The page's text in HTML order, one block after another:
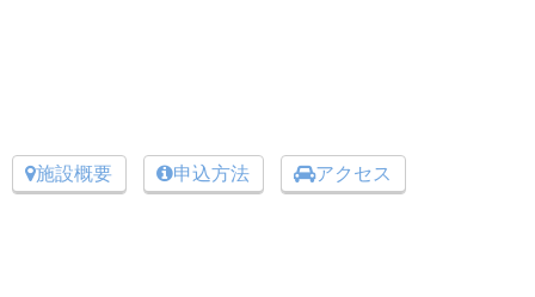
施設概要 申込方法 アクセス